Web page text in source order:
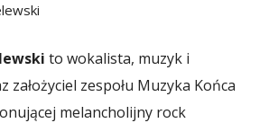
to wokalista, muzyk i
zespołu Muzyka Końca
melancholijny rock